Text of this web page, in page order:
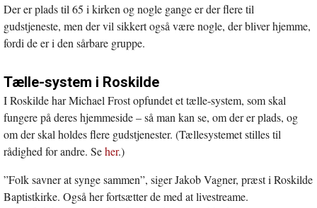
Der er plads til 65 i kirken og nogle gange er der flere til
gudstjeneste, men der vil sikkert også være nogle, der bliver hjemme,
fordi de er i den sårbare gruppe.
Tælle-system i Roskilde
I Roskilde har Michael Frost opfundet et tælle-system, som skal
fungere på deres hjemmeside – så man kan se, om der er plads, og
om der skal holdes flere gudstjenester. (Tællesystemet stilles til
rådighed for andre. Seher.)
”Folk savner at synge sammen”, siger Jakob Vagner, præst i Roskilde
Baptistkirke. Også her fortsætter de med at livestreame.